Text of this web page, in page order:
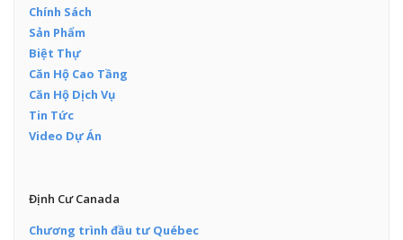
Chính Sách
Sản Phẩm
Biệt Thự
Căn Hộ Cao Tầng
Căn Hộ Dịch Vụ
Tin Tức
Video Dự Án
Định Cư Canada
Chương trình đầu tư Québec